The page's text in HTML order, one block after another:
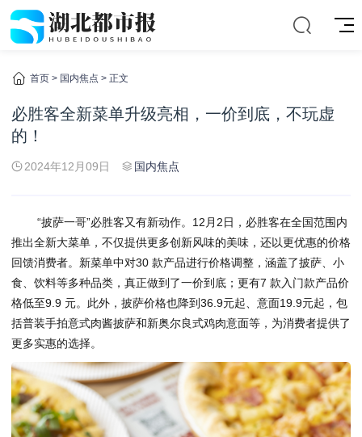
首页 > 国内焦点 > 正文
必胜客全新菜单升级亮相，一价到底，不玩虚
的！
2024年12月09日 国内焦点
“披萨一哥”必胜客又有新动作。12月2日，必胜客在全国范围内
推出全新大菜单，不仅提供更多创新风味的美味，还以更优惠的价格
回馈消费者。新菜单中对30 款产品进行价格调整，涵盖了披萨、小
食、饮料等多种品类，真正做到了一价到底；更有7 款入门款产品价
格低至9.9 元。此外，披萨价格也降到36.9元起、意面19.9元起，包
括普装手拍意式肉酱披萨和新奥尔良式鸡肉意面等，为消费者提供了
更多实惠的选择。